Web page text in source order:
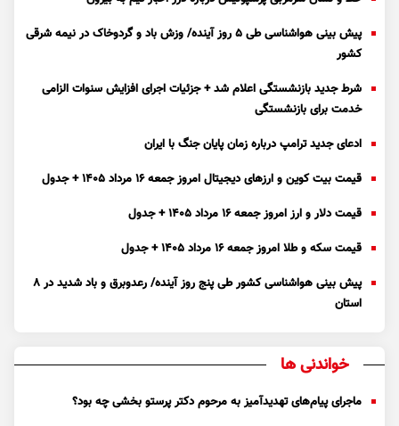
پیش بینی هواشناسی طی ۵ روز آینده/ وزش باد و گردوخاک در نیمه شرقی
کشور
شرط جدید بازنشستگی اعلام شد + جزئیات اجرای افزایش سنوات الزامی
خدمت برای بازنشستگی
ادعای جدید ترامپ درباره زمان پایان جنگ با ایران
قیمت بیت کوین و ارز‌های دیجیتال امروز جمعه ۱۶ مرداد ۱۴۰۵ + جدول
قیمت دلار و ارز امروز جمعه ۱۶ مرداد ۱۴۰۵ + جدول
قیمت سکه و طلا امروز جمعه ۱۶ مرداد ۱۴۰۵ + جدول
پیش بینی هواشناسی کشور طی پنج روز آینده/ رعدوبرق و باد شدید در ۸
استان
خواندنی ها
ماجرای پیام‌های تهدیدآمیز به مرحوم دکتر پرستو بخشی چه بود؟